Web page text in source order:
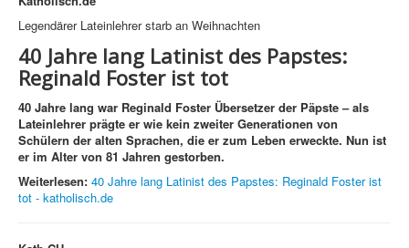
Legendärer Lateinlehrer starb an Weihnachten
40 Jahre lang Latinist des Papstes:
Reginald Foster ist tot
40 Jahre lang war Reginald Foster Übersetzer der Päpste – als
Lateinlehrer prägte er wie kein zweiter Generationen von
Schülern der alten Sprachen, die er zum Leben erweckte. Nun ist
er im Alter von 81 Jahren gestorben.
Weiterlesen: 40 Jahre lang Latinist des Papstes: Reginald Foster ist
tot - katholisch.de